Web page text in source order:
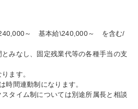
～　基本給\240,000～　を含む/
みなし、固定残業代等の各種手当の支
ます。
時間連動制になります。
スタイム制については別途所属長と相談